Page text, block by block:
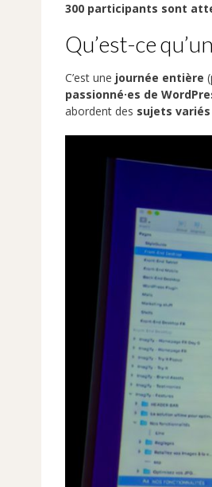
300 participants sont
Qu’est-ce
C’est une journée entière
passionné·es de
abordent des sujets variés